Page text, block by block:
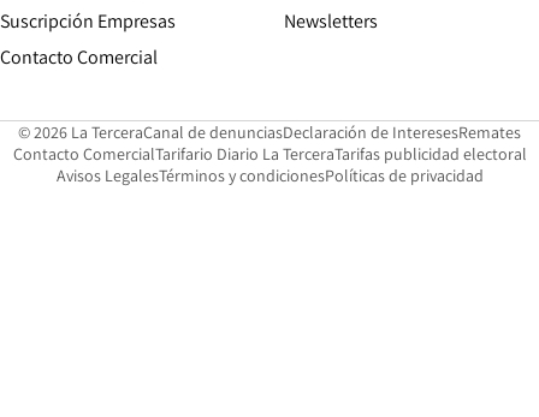
Suscripción Empresas
Contacto ComercialOpens in new window
Newsletters
© 2026 La TerceraCanal de denunciasOpens in new window
Declaración de InteresesOpens in
Remates
Contacto ComercialOpens in new window
Tarifario Diario La TerceraOpens in new window
Tarifas publicidad electoral
Avisos LegalesOpens in new window
Términos y condicionesPolíticas de privacidad